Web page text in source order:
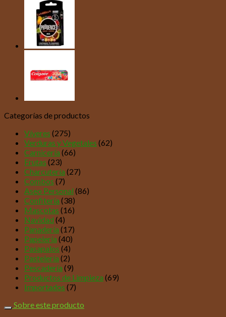
Categorías de productos
Víveres (275)
Verduras y Vegetales (62)
Carnicería (66)
Frutas (23)
Charcutería (27)
Combos (7)
Aseo Personal (86)
Confitería (38)
Mascotas (16)
Navidad (4)
Panadería (17)
Papelería (40)
Pasapalos (4)
Pastelería (2)
Pescadería (9)
Productos de Limpieza (69)
Importados (7)
Sobre este producto